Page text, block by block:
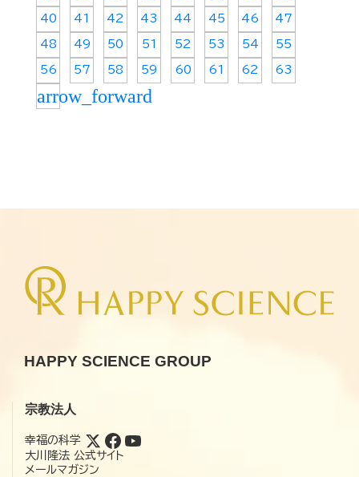
40 41 42 43 44 45 46 47
48 49 50 51 52 53 54 55
56 57 58 59 60 61 62 63
arrow_forward
HAPPY SCIENCE GROUP
宗教法人
幸福の科学
大川隆法 公式サイト
メールマガジン